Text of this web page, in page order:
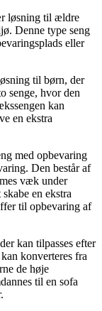
løsning til ældre
Denne type seng
eller
til børn, der
senge, hvor den
kan
en ekstra
med opbevaring
Den består af
væk under
en ekstra
til opbevaring af
kan tilpasses efter
konverteres fra
de høje
til en sofa